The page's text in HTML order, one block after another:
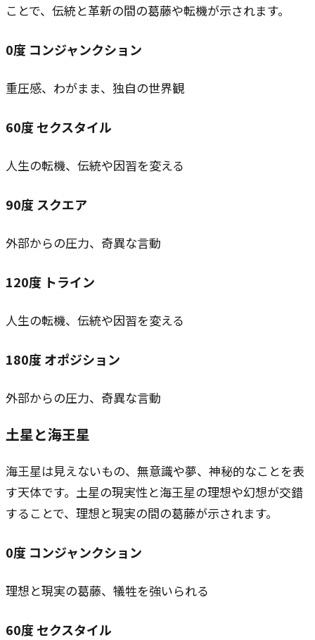
ことで、伝統と革新の間の葛藤や転機が示されます。
0度 コンジャンクション
重圧感、わがまま、独自の世界観
60度セクスタイル
人生の転機、伝統や因習を変える
90度スクエア
外部からの圧力、奇異な言動
120度 トライン
人生の転機、伝統や因習を変える
180度オポジション
外部からの圧力、奇異な言動
土星と海王星
海王星は見えないもの、無意識や夢、神秘的なことを表
す天体です。土星の現実性と海王星の理想や幻想が交錯
することで、理想と現実の間の葛藤が示されます。
0度 コンジャンクション
理想と現実の葛藤、犠牲を強いられる
60度セクスタイル